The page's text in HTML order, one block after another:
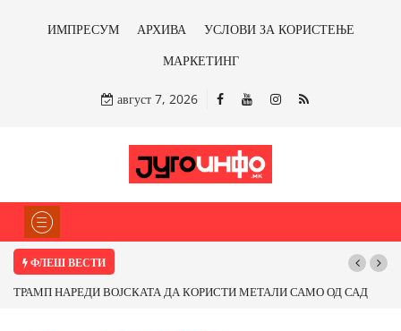
ИМПРЕСУМ АРХИВА
УСЛОВИ ЗА КОРИСТЕЊЕ
МАРКЕТИНГ
август 7, 2026
ФЛЕШ ВЕСТИ
МЕТАЛИ САМО ОД САД
Почнува реконструкцијата на улицата „5-ти